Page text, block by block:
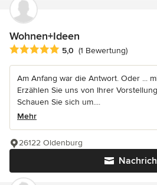
Wohnen+Ideen
Durchschnittliche Bewertung: 5 von
5,0 (1 Bewertung)
Am Anfang war die Antwort. Oder ...
Erzählen Sie uns von Ihrer
Schauen Sie sich um....
Mehr
26122 Oldenburg